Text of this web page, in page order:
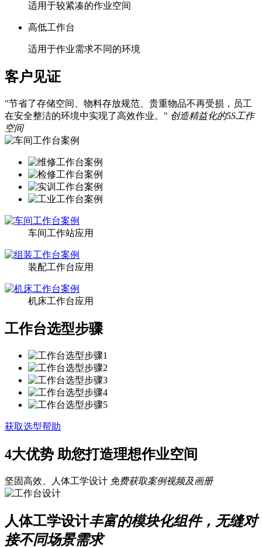
适用于较紧凑的作业空间
高低工作台
适用于作业需求不同的环境
客户见证
"节省了存储空间、物料存放规范、贵重物品不再受损，员工
在安全整洁的环境中实现了高效作业。" 创造精益化的5S工作
空间
车间工作站应用
装配工作台应用
机床工作台应用
工作台选型步骤
获取选型帮助
4大优势 助您打造理想作业空间
坚固高效、人体工学设计 免费获取案例视频及画册
人体工学设计丰富的模块化组件，无缝对
接不同场景需求